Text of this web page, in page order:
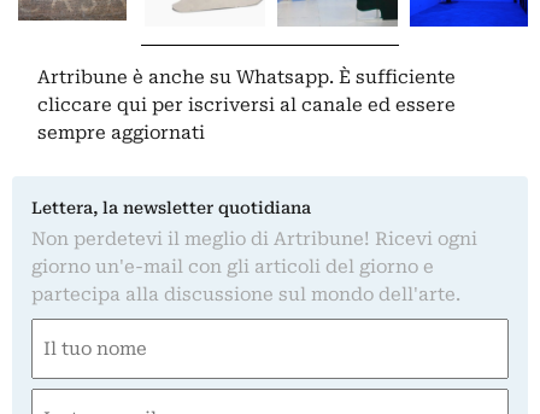
Artribune è anche su Whatsapp. È sufficiente
cliccare qui per iscriversi al canale ed essere
sempre aggiornati
Lettera, la newsletter quotidiana
Non perdetevi il meglio di Artribune! Ricevi ogni
giorno un'e-mail con gli articoli del giorno e
partecipa alla discussione sul mondo dell'arte.
(Required)
First